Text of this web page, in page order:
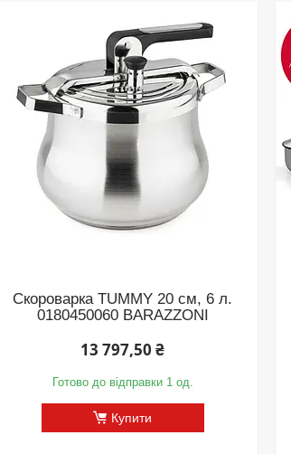
Скороварка TUMMY 20 см, 6 л.
0180450060 BARAZZONI
13 797,50 ₴
Готово до відправки 1 од.
Купити